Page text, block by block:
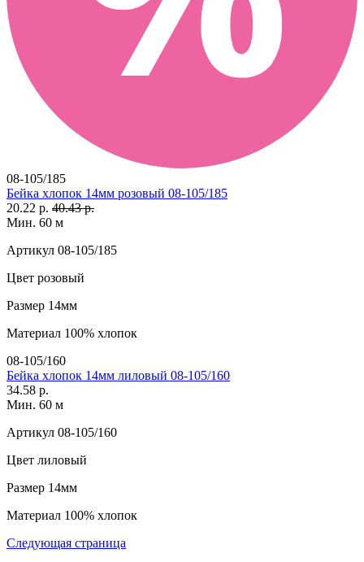
08-105/185
Бейка хлопок 14мм розовый 08-105/185
20.22 р. 40.43 р.
Мин. 60 м
Артикул 08-105/185
Цвет розовый
Размер 14мм
Материал 100% хлопок
08-105/160
Бейка хлопок 14мм лиловый 08-105/160
34.58 р.
Мин. 60 м
Артикул 08-105/160
Цвет лиловый
Размер 14мм
Материал 100% хлопок
Следующая страница